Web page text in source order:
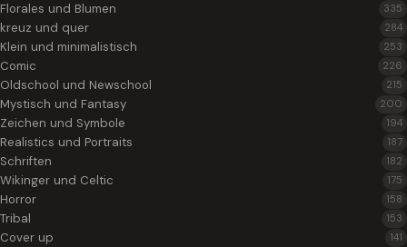
Florales und Blumen 335
kreuz und quer 284
Klein und minimalistisch 253
Comic 226
Oldschool und Newschool 215
Mystisch und Fantasy 200
Zeichen und Symbole 194
Realistics und Portraits 187
Schriften 182
Wikinger und Celtic 175
Horror 158
Tribal 153
Cover up 141